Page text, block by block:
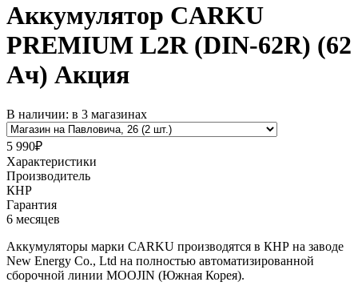
Аккумулятор CARKU
PREMIUM L2R (DIN-62R) (62
Ач) Акция
В наличии: в 3 магазинах
5 990₽
Характеристики
Производитель
КНР
Гарантия
6 месяцев
Аккумуляторы марки CARKU производятся в КНР на заводе
New Energy Co., Ltd на полностью автоматизированной
сборочной линии MOOJIN (Южная Корея).